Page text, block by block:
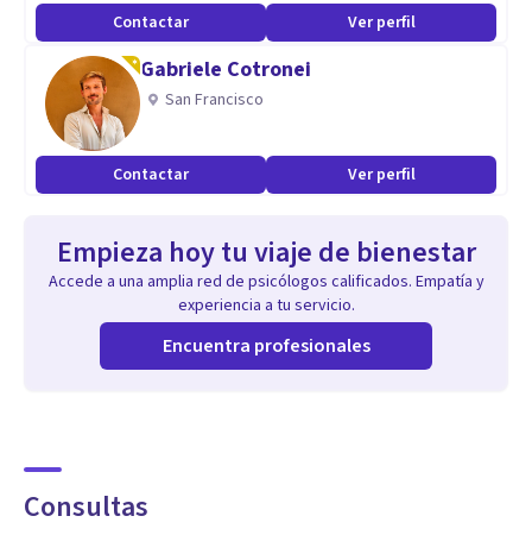
Contactar Ver perfil
Gabriele Cotronei
San Francisco
Contactar Ver perfil
Empieza hoy tu viaje de bienestar
Accede a una amplia red de psicólogos calificados. Empatía y
experiencia a tu servicio.
Encuentra profesionales
Consultas